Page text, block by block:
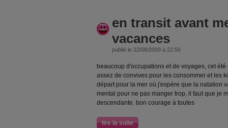
en transit avant
vacances
publié le 22/08/2009 à 22:50
beaucoup d'occupations et de voyages, cet
assez de convives pour les consommer et les
départ pour la mer où j'espère que la natation
mental pour ne pas manger trop, il faut que je
descendante. bon courage à toutes
lire la suite